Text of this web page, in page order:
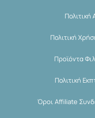
Πολιτική
Προϊόντα
Πολιτική
Όροι Affiliate